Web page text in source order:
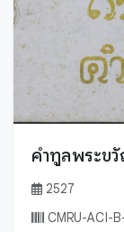
คำทูลพระข
2527
CMRU-ACI-